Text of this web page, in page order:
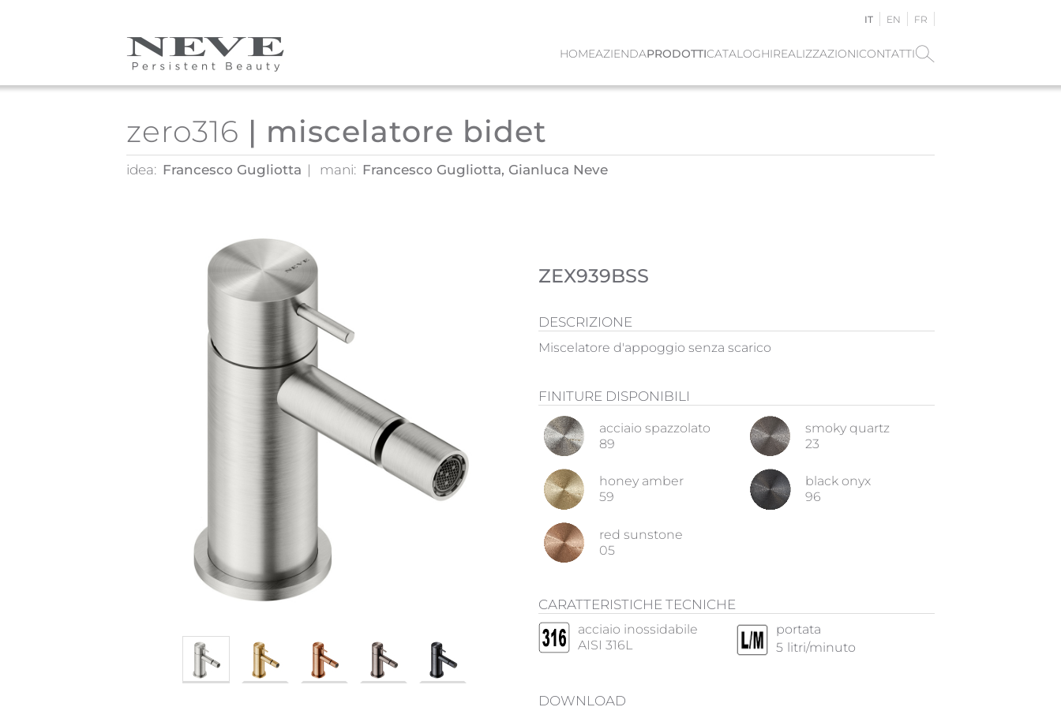
Skip to main content
IT EN FR
HOMEAZIENDAPRODOTTICATALOGHIREALIZZAZIONICONTATTI
zero316 | miscelatore bidet
idea: Francesco Gugliotta mani: Francesco Gugliotta, Gianluca Neve
ZEX939BSS
DESCRIZIONE
Miscelatore d'appoggio senza scarico
FINITURE DISPONIBILI
acciaio spazzolato
89
smoky quartz
23
honey amber
59
black onyx
96
red sunstone
05
CARATTERISTICHE TECNICHE
acciaio inossidabile
AISI 316L
portata
5 litri/minuto
DOWNLOAD